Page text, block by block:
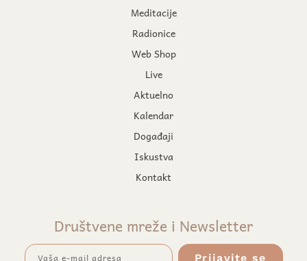
Meditacije
Radionice
Web Shop
Live
Aktuelno
Kalendar
Događaji
Iskustva
Kontakt
Društvene mreže i Newsletter